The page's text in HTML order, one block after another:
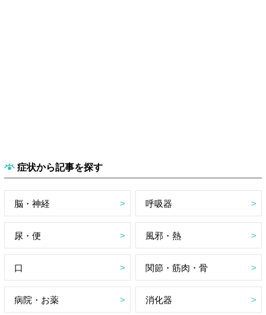
症状から記事を探す
脳・神経 呼吸器
尿・便 風邪・熱
口 関節・筋肉・骨
病院・お薬 消化器